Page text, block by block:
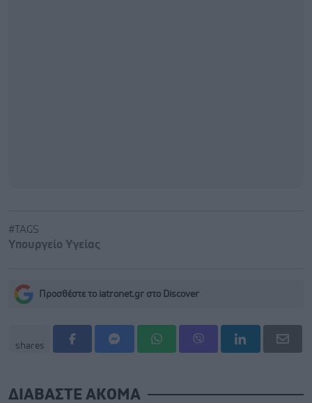
#TAGS
Υπουργείο Υγείας
Προσθέστε το iatronet.gr στο Discover
shares
ΔΙΑΒΑΣΤΕ ΑΚΟΜΑ